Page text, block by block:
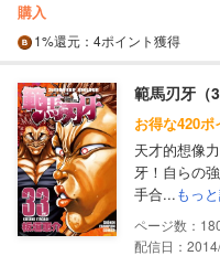
購入
1%還元 ：4ポイント獲得
範馬刃牙（
お得な420
天才的想像
牙！自らの
手合...もっ
配信日：